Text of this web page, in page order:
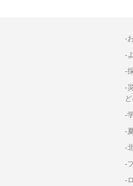
-
-
-
-
-
-
-
-
-